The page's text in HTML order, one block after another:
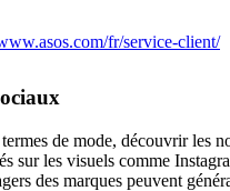
fr/service-client/
de mode, découvrir les
sur les visuels comme
des marques peuvent